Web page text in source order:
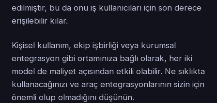
edilmiştir, bu da onu iş kullanıcıları için son derece
erişilebilir kılar.
Kişisel kullanım, ekip işbirliği veya kurumsal
entegrasyon gibi ortamınıza bağlı olarak, her iki
model de maliyet açısından etkili olabilir. Ne sıklıkta
kullanacağınızı ve araç entegrasyonlarının sizin için
önemli olup olmadığını düşünün.